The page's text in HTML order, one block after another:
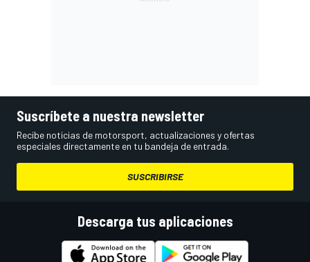
Suscríbete a nuestra newsletter
Recibe noticias de motorsport, actualizaciones y ofertas
especiales directamente en tu bandeja de entrada.
SUSCRIBIRSE
Descarga tus aplicaciones